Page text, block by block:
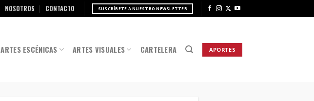
NOSOTROS CONTACTO SUSCRÍBETE A NUESTRO NEWSLETTER
ARTES ESCÉNICAS ARTES VISUALES CARTELERA APORTES